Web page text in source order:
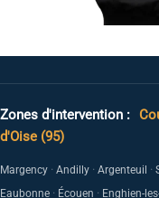
Zones d'intervention :
d'Oise (95)
Margency · Andilly · Argenteuil ·
Eaubonne · Écouen · Enghien-